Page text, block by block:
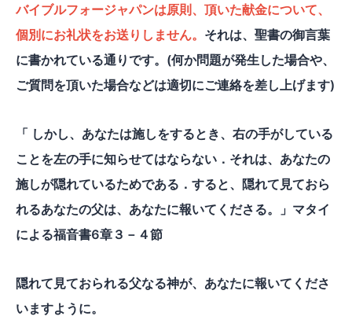
バイブルフォージャパンは原則、頂いた献金について、
個別にお礼状をお送りしません。 それは、聖書の御言葉
に書かれている通りです。(何か問題が発生した場合や、
ご質問を頂いた場合などは適切にご連絡を差し上げます)
「 しかし、あなたは施しをするとき、右の手がしている
ことを左の手に知らせてはならない．それは、あなたの
施しが隠れているためである．すると、隠れて見ておら
れるあなたの父は、あなたに報いてくださる。」マタイ
による福音書6章３－４節
隠れて見ておられる父なる神が、あなたに報いてくださ
いますように。